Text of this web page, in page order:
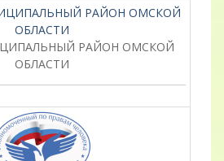
РАЙОН ОМСКОЙ
ОБЛАСТИ